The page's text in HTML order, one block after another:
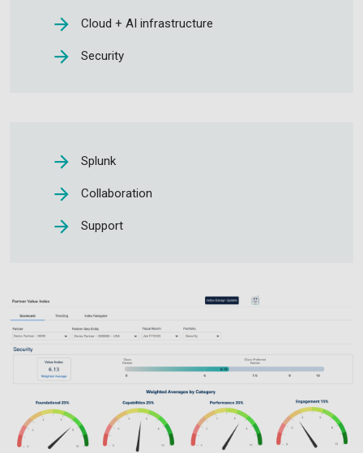
Cloud + AI infrastructure
Security
Splunk
Collaboration
Support